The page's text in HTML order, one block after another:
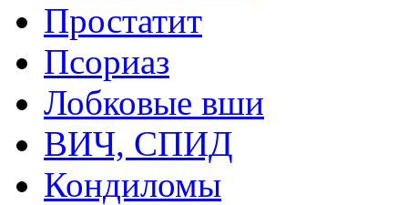
Простатит
Псориаз
Лобковые вши
ВИЧ, СПИД
Кондиломы